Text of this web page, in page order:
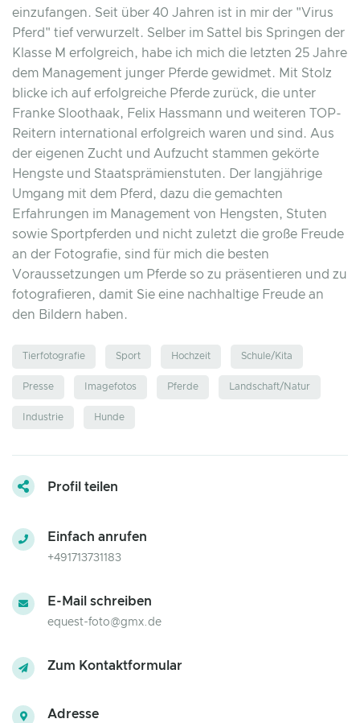
einzufangen. Seit über 40 Jahren ist in mir der "Virus
Pferd" tief verwurzelt. Selber im Sattel bis Springen der
Klasse M erfolgreich, habe ich mich die letzten 25 Jahre
dem Management junger Pferde gewidmet. Mit Stolz
blicke ich auf erfolgreiche Pferde zurück, die unter
Franke Sloothaak, Felix Hassmann und weiteren TOP-
Reitern international erfolgreich waren und sind. Aus
der eigenen Zucht und Aufzucht stammen gekörte
Hengste und Staatsprämienstuten. Der langjährige
Umgang mit dem Pferd, dazu die gemachten
Erfahrungen im Management von Hengsten, Stuten
sowie Sportpferden und nicht zuletzt die große Freude
an der Fotografie, sind für mich die besten
Voraussetzungen um Pferde so zu präsentieren und zu
fotografieren, damit Sie eine nachhaltige Freude an
den Bildern haben.
Tierfotografie Sport Hochzeit Schule/Kita
Presse Imagefotos Pferde Landschaft/Natur
Industrie Hunde
Profil teilen
Einfach anrufen
+491713731183
E-Mail schreiben
equest-foto@gmx.de
Zum Kontaktformular
Adresse